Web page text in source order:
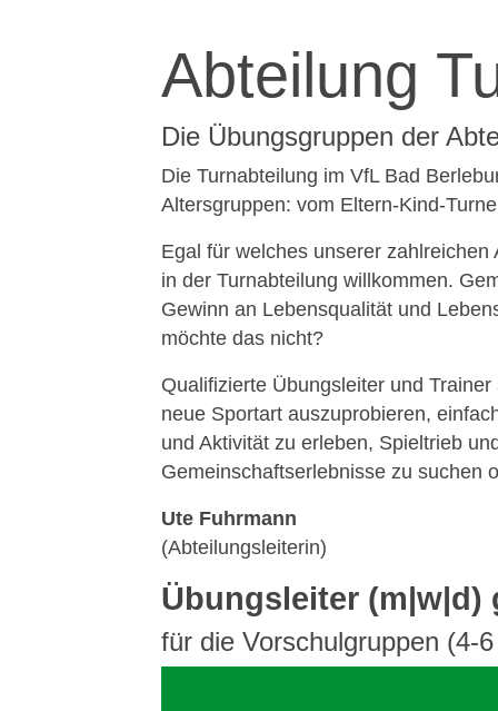
Abteilung
Die Übungsgruppen der
Die Turnabteilung im VfL Bad
Altersgruppen: vom Eltern-Kind-
Egal für welches unserer
in der Turnabteilung willkommen.
Gewinn an Lebensqualität und
möchte das nicht?
Qualifizierte Übungsleiter und
neue Sportart auszuprobieren,
und Aktivität zu erleben, Spieltrieb
Gemeinschaftserlebnisse zu suchen
Ute Fuhrmann
(Abteilungsleiterin)
Übungsleiter (m|w|d)
für die Vorschulgruppen (4-